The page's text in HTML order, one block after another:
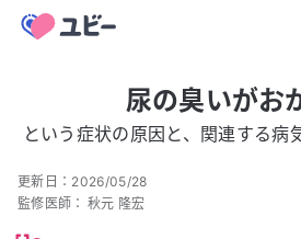
尿の臭いがお
という症状の原因と、関連する病
更新日： 2026/05/28
監修医師： 秋元 隆宏